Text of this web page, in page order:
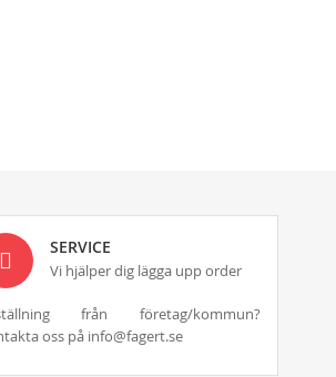
SERVICE
Vi hjälper dig lägga upp order
från företag/kommun?
oss på info@fagert.se